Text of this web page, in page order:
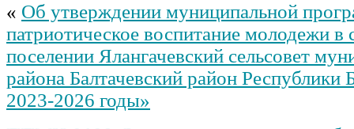
« Об утверждении муниципальной
патриотическое воспитание молодежи в
поселении Ялангачевский сельсовет
района Балтачевский район Республики
2023-2026 годы»